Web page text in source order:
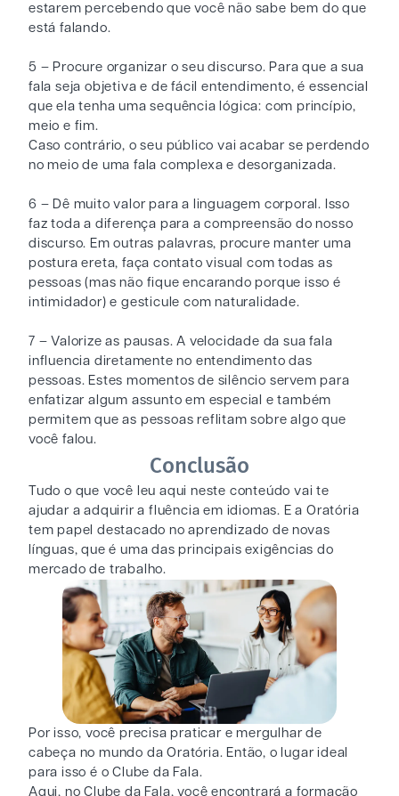
estarem percebendo que você não sabe bem do que
está falando.
5 – Procure organizar o seu discurso. Para que a sua
fala seja objetiva e de fácil entendimento, é essencial
que ela tenha uma sequência lógica: com princípio,
meio e fim.
Caso contrário, o seu público vai acabar se perdendo
no meio de uma fala complexa e desorganizada.
6 – Dê muito valor para a linguagem corporal. Isso
faz toda a diferença para a compreensão do nosso
discurso. Em outras palavras, procure manter uma
postura ereta, faça contato visual com todas as
pessoas (mas não fique encarando porque isso é
intimidador) e gesticule com naturalidade.
7 – Valorize as pausas. A velocidade da sua fala
influencia diretamente no entendimento das
pessoas. Estes momentos de silêncio servem para
enfatizar algum assunto em especial e também
permitem que as pessoas reflitam sobre algo que
você falou.
Conclusão
Tudo o que você leu aqui neste conteúdo vai te
ajudar a adquirir a fluência em idiomas. E a Oratória
tem papel destacado no aprendizado de novas
línguas, que é uma das principais exigências do
mercado de trabalho.
Por isso, você precisa praticar e mergulhar de
cabeça no mundo da Oratória. Então, o lugar ideal
para isso é o Clube da Fala.
Aqui, no Clube da Fala, você encontrará a formação